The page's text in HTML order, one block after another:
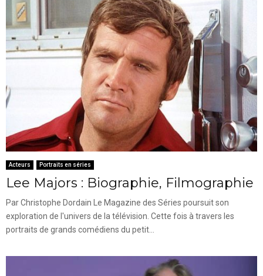
Acteurs Portraits en séries
Lee Majors : Biographie, Filmographie
Par Christophe Dordain Le Magazine des Séries poursuit son
exploration de l'univers de la télévision. Cette fois à travers les
portraits de grands comédiens du petit...